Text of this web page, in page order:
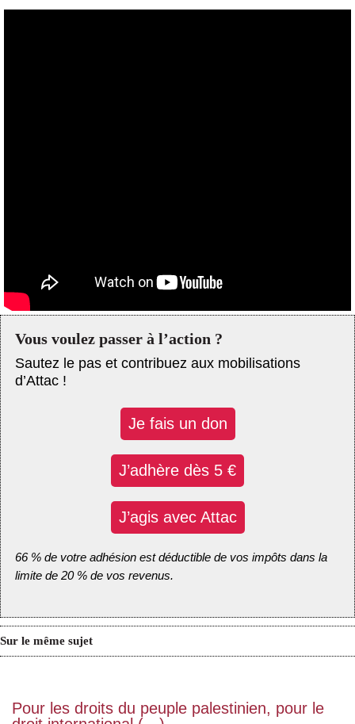
Vous voulez passer à l’action ?
Sautez le pas et contribuez aux mobilisations
d’Attac !
Je fais un don
J’adhère dès 5 €
J’agis avec Attac
66 % de votre adhésion est déductible de vos impôts dans la
limite de 20 % de vos revenus.
Sur le même sujet
Pour les droits du peuple palestinien, pour le